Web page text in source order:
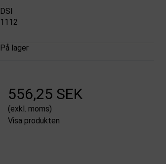
DSI
1112
På lager
556,25 SEK
(exkl. moms)
Visa produkten